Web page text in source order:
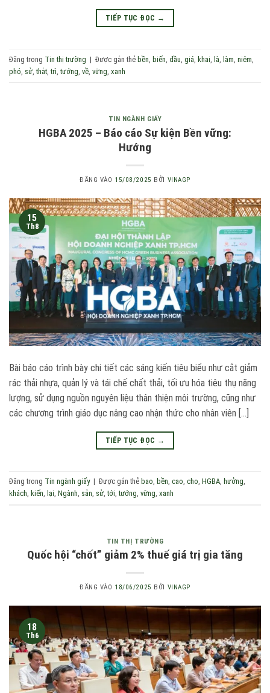
TIẾP TỤC ĐỌC →
Đăng trong Tin thị trường | Được gắn thẻ bền biến đầu giá khai là làm niêm
phó sử ,thắt ,trì ,tướng về vững xanh
TIN NGÀNH GIẤY
HGBA 2025 – Báo cáo Sự kiện Bền vững:
Hướng
ĐĂNG VÀO 15/08/2025 BỞI VINAGP
15
Th8
Bài báo cáo trình bày chi tiết các sáng kiến tiêu biểu như cắt giảm
rác thải nhựa, quản lý và tái chế chất thải, tối ưu hóa tiêu thụ năng
lượng, sử dụng nguồn nguyên liệu thân thiện môi trường, cũng như
các chương trình giáo dục nâng cao nhận thức cho nhân viên […]
TIẾP TỤC ĐỌC →
Đăng trong Tin ngành giấy | Được gắn thẻ bao bền cao cho HGBA hưởng
khách kiến lại Ngành sản sử ,tới ,tướng vững xanh
TIN THỊ TRƯỜNG
Quốc hội “chốt” giảm 2% thuế giá trị gia tăng
ĐĂNG VÀO 18/06/2025 BỞI VINAGP
18
Th6